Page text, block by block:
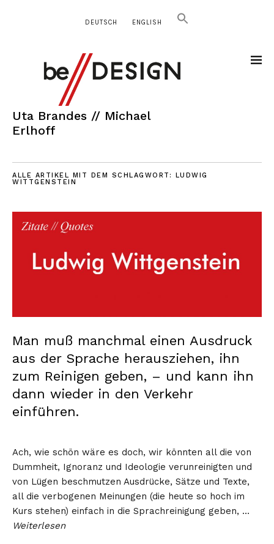
DEUTSCH ENGLISH
Uta Brandes // Michael
Erlhoff
ALLE ARTIKEL MIT DEM SCHLAGWORT: LUDWIG
WITTGENSTEIN
Man muß manchmal einen Ausdruck
aus der Sprache herausziehen, ihn
zum Reinigen geben, – und kann ihn
dann wieder in den Verkehr
einführen.
Ach, wie schön wäre es doch, wir könnten all die von
Dummheit, Ignoranz und Ideologie verunreinigten und
von Lügen beschmutzen Ausdrücke, Sätze und Texte,
all die verbogenen Meinungen (die heute so hoch im
Kurs stehen) einfach in die Sprachreinigung geben, …
Weiterlesen